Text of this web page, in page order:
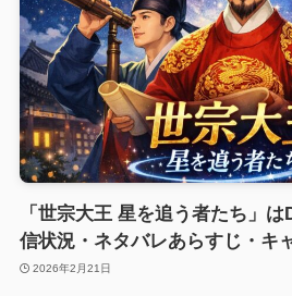
「世宗大王 星を追う者たち」
信状況・ネタバレあらすじ・キ
2026年2月21日